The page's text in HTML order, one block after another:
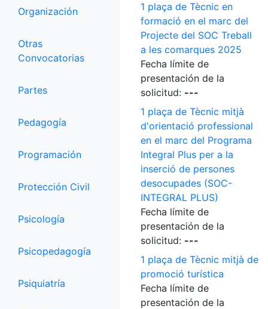
Organización
Otras
Convocatorias
Partes
Pedagogía
Programación
Protección Civil
Psicología
Psicopedagogía
Psiquiatría
1 plaça de Tècnic en
formació en el marc del
Projecte del SOC Treball
a les comarques 2025
Fecha límite de
presentación de la
solicitud: ---
1 plaça de Tècnic mitjà
d'orientació professional
en el marc del Programa
Integral Plus per a la
inserció de persones
desocupades (SOC-
INTEGRAL PLUS)
Fecha límite de
presentación de la
solicitud: ---
1 plaça de Tècnic mitjà de
promoció turística
Fecha límite de
presentación de la